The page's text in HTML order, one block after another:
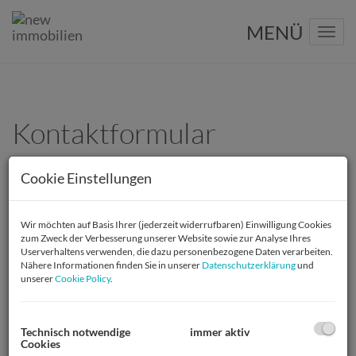
Kontaktformular
E-Mail
Anrede
Nachname
Cookie Einstellungen
Wir möchten auf Basis Ihrer (jederzeit widerrufbaren) Einwilligung Cookies
zum Zweck der Verbesserung unserer Website sowie zur Analyse Ihres
Userverhaltens verwenden, die dazu personenbezogene Daten verarbeiten.
Nähere Informationen finden Sie in unserer Datenschutzerklärungund
unsererCookie Policy.
Technisch notwendige
Cookies
immer aktiv